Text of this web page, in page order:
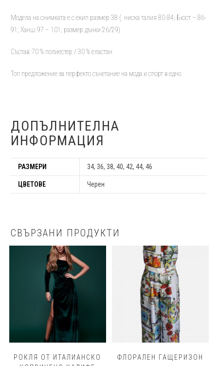
Модела на снимката е с екип размер 38 ( ниска талия 80-84; Бюст – 86-
91; Ханш 97 – 101; размер дънки 26/29)
Състав: 70 % полиестер / 30 % еластан
Топ предложение за перфекто съчетание на мода и спорт в едно.
ДОПЪЛНИТЕЛНА
ИНФОРМАЦИЯ
РАЗМЕРИ 34, 36, 38, 40, 42, 44, 46
ЦВЕТОВЕ Черен
СВЪРЗАНИ ПРОДУКТИ
РОКЛЯ ОТ ИТАЛИАНСКО
ФЛОРАЛЕН ГАЩЕРИЗОН